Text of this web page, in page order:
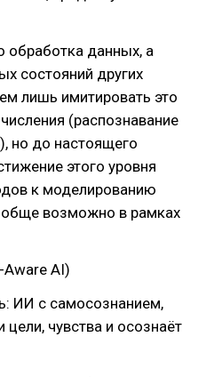
обработка данных, а
состояний других
лишь имитировать это
(распознавание
но до настоящего
этого уровня
к моделированию
возможно в рамках
AI)
ИИ с самосознанием,
чувства и осознаёт